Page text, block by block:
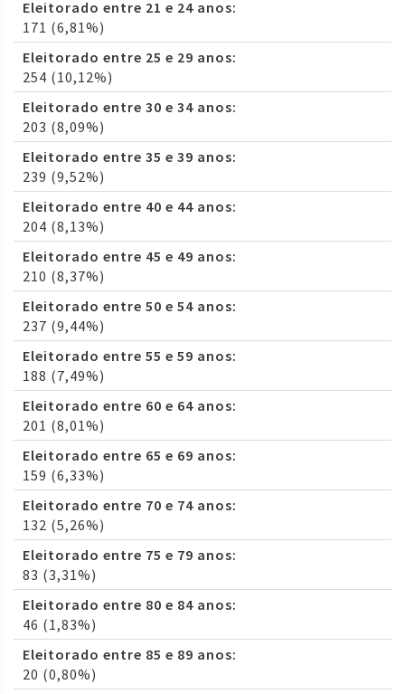
Eleitorado entre 21 e 24 anos:
171 (6,81%)
Eleitorado entre 25 e 29 anos:
254 (10,12%)
Eleitorado entre 30 e 34 anos:
203 (8,09%)
Eleitorado entre 35 e 39 anos:
239 (9,52%)
Eleitorado entre 40 e 44 anos:
204 (8,13%)
Eleitorado entre 45 e 49 anos:
210 (8,37%)
Eleitorado entre 50 e 54 anos:
237 (9,44%)
Eleitorado entre 55 e 59 anos:
188 (7,49%)
Eleitorado entre 60 e 64 anos:
201 (8,01%)
Eleitorado entre 65 e 69 anos:
159 (6,33%)
Eleitorado entre 70 e 74 anos:
132 (5,26%)
Eleitorado entre 75 e 79 anos:
83 (3,31%)
Eleitorado entre 80 e 84 anos:
46 (1,83%)
Eleitorado entre 85 e 89 anos:
20 (0,80%)